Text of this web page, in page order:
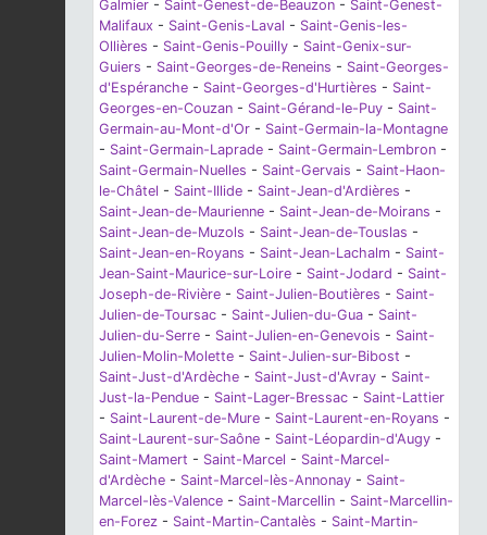
Galmier - Saint-Genest-de-Beauzon - Saint-Genest-
Malifaux - Saint-Genis-Laval - Saint-Genis-les-
Ollières - Saint-Genis-Pouilly - Saint-Genix-sur-
Guiers - Saint-Georges-de-Reneins - Saint-Georges-
d'Espéranche - Saint-Georges-d'Hurtières - Saint-
Georges-en-Couzan - Saint-Gérand-le-Puy - Saint-
Germain-au-Mont-d'Or - Saint-Germain-la-Montagne
- Saint-Germain-Laprade - Saint-Germain-Lembron -
Saint-Germain-Nuelles - Saint-Gervais - Saint-Haon-
le-Châtel - Saint-Illide - Saint-Jean-d'Ardières -
Saint-Jean-de-Maurienne - Saint-Jean-de-Moirans -
Saint-Jean-de-Muzols - Saint-Jean-de-Touslas -
Saint-Jean-en-Royans - Saint-Jean-Lachalm - Saint-
Jean-Saint-Maurice-sur-Loire - Saint-Jodard - Saint-
Joseph-de-Rivière - Saint-Julien-Boutières - Saint-
Julien-de-Toursac - Saint-Julien-du-Gua - Saint-
Julien-du-Serre - Saint-Julien-en-Genevois - Saint-
Julien-Molin-Molette - Saint-Julien-sur-Bibost -
Saint-Just-d'Ardèche - Saint-Just-d'Avray - Saint-
Just-la-Pendue - Saint-Lager-Bressac - Saint-Lattier
- Saint-Laurent-de-Mure - Saint-Laurent-en-Royans -
Saint-Laurent-sur-Saône - Saint-Léopardin-d'Augy -
Saint-Mamert - Saint-Marcel - Saint-Marcel-
d'Ardèche - Saint-Marcel-lès-Annonay - Saint-
Marcel-lès-Valence - Saint-Marcellin - Saint-Marcellin-
en-Forez - Saint-Martin-Cantalès - Saint-Martin-